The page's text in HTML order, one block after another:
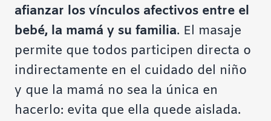
afianzar los vínculos afectivos entre el
bebé, la mamá y su familia. El masaje
permite que todos participen directa o
indirectamente en el cuidado del niño
y que la mamá no sea la única en
hacerlo: evita que ella quede aislada.